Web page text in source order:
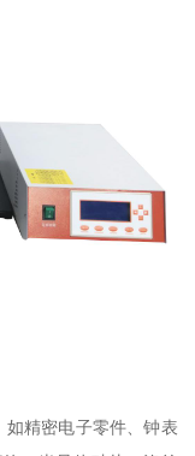
精密电子零件、钟表